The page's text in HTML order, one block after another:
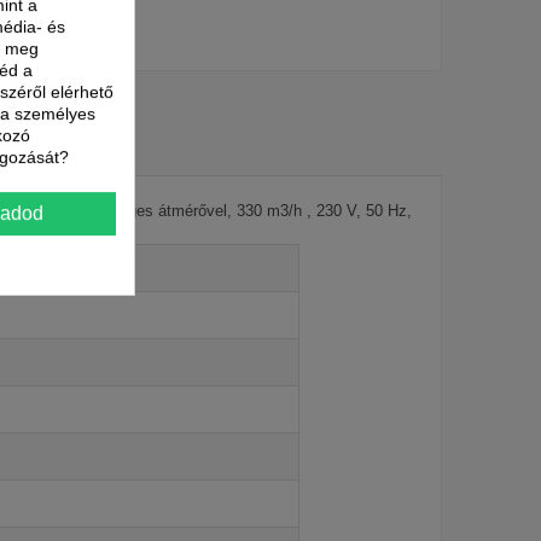
125 mm névleges átmérővel, 330 m3/h , 230 V, 50 Hz,
a
és
meg
a
elérhető
személyes